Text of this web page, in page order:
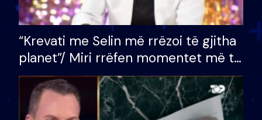
“Krevati me Selin më rrëzoi të gjitha
planet”/ Miri rrëfen momentet më të
bukura në shtëpinë e BB VIP: Do më
mungojë zilja e mëngjesit kur…